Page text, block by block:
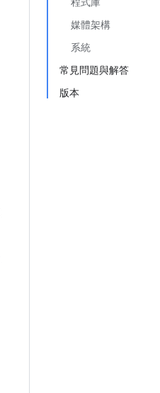
媒體架構
系統
常見問題與解答
版本